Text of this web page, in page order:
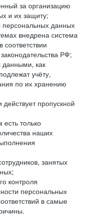
за организацию
и их защиту;
персональных данных
внедрена система
РФ;
данными, как
учёту,
по их хранению
пропускной
только
наших
занятых
контроля
персональных
в самые